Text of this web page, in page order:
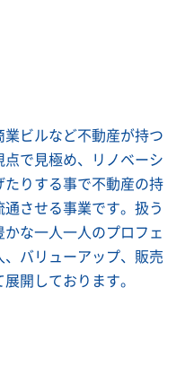
ビルなど不動産が持つ
で見極め、リノベーシ
たりする事で不動産の持
させる事業です。扱う
な一人一人のプロフェ
、バリューアップ、販売
開しております。